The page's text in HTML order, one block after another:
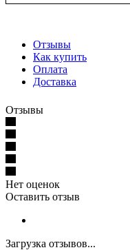
Отзывы
Как купить
Оплата
Доставка
Отзывы
Нет оценок
Оставить отзыв
Загрузка отзывов...